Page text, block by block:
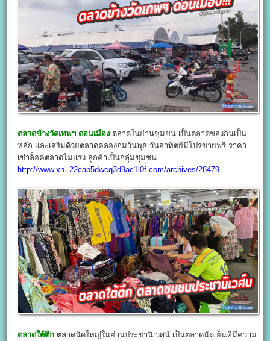
ตลาดข้างวัดเทพฯ ดอนเมือง ตลาดในย่านชุมชน เป็นตลาดของกินเป็น
หลัก และเสริมด้วยตลาดคลองถมวันพุธ วันอาทิตย์มีโปรขายฟรี ราคา
เช่าล็อคตลาดไม่แรง ลูกค้าเป็นกลุ่มชุมชน
http://www.xn--22cap5dwcq3d9ac1l0f.com/archives/28479
ตลาดใต้ตึก ตลาดนัดใหญ่ในย่านประชานิเวศน์ เป็นตลาดนัดเย็นที่มีความ